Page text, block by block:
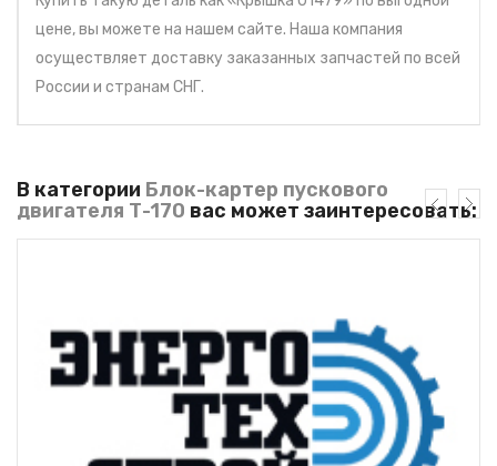
цене, вы можете на нашем сайте. Наша компания
осуществляет доставку заказанных запчастей по всей
России и странам СНГ.
В категории Блок-картер пускового
двигателя Т-170 вас может заинтересовать: